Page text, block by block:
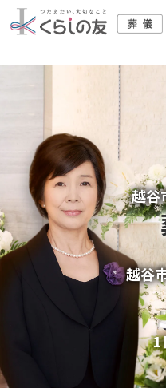
越谷
越谷
1